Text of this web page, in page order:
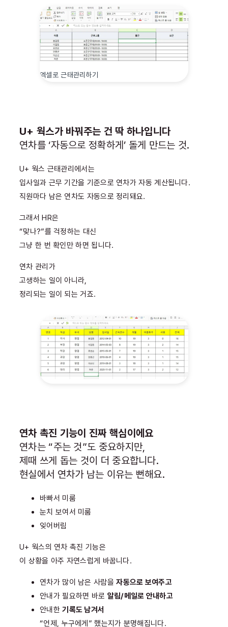
엑셀로 근태관리하기
U+ 웍스가 바꿔주는 건 딱 하나입니다
연차를 ‘자동으로 정확하게’ 돌게 만드는 것.
U+ 웍스 근태관리에서는
입사일과 근무 기간을 기준으로 연차가 자동 계산됩니다.
직원마다 남은 연차도 자동으로 정리돼요.
그래서 HR은
“맞나?”를 걱정하는 대신
그냥 한 번 확인만 하면 됩니다.
연차 관리가
고생하는 일이 아니라,
정리되는 일이 되는 거죠.
연차 촉진 기능이 진짜 핵심이에요
연차는 “주는 것”도 중요하지만,
제때 쓰게 돕는 것이 더 중요합니다.
현실에서 연차가 남는 이유는 뻔해요.
바빠서 미룸
눈치 보여서 미룸
잊어버림
U+ 웍스의 연차 촉진 기능은
이 상황을 아주 자연스럽게 바꿉니다.
연차가 많이 남은 사람을자동으로 보여주고
안내가 필요하면 바로 알림/메일로 안내하고
안내한기록도 남겨서
“언제, 누구에게” 했는지가 분명해집니다.